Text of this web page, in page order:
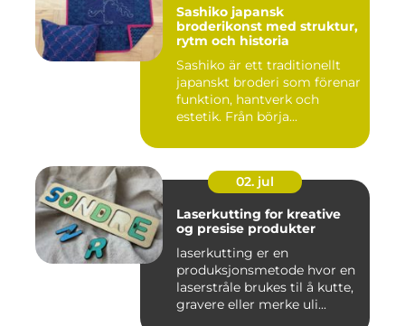
Sashiko japansk
broderikonst med struktur,
rytm och historia
Sashiko är ett traditionellt
japanskt broderi som förenar
funktion, hantverk och
estetik. Från börja...
02. jul
Laserkutting for kreative
og presise produkter
laserkutting er en
produksjonsmetode hvor en
laserstråle brukes til å kutte,
gravere eller merke uli...